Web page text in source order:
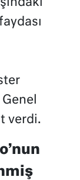
verdi.